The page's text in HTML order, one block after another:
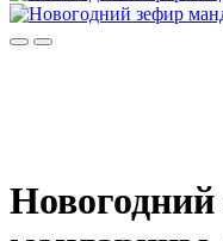
Новогодний